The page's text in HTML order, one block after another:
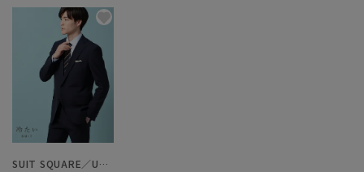
SUIT SQUARE／UNIVERSAL LANGUAGE